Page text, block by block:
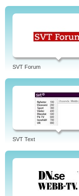
SVT Forum
SVT Text